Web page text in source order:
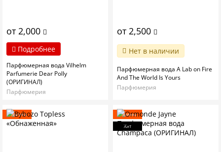
от 2,000
Подробнее
Парфюмерная вода Vilhelm
Parfumerie Dear Polly
(ОРИГИНАЛ)
Парфюмерия
от 2,500
Нет в наличии
Парфюмерная вода A Lab on Fire
And The World Is Yours
Парфюмерия
Новинка
Новинка
Хит